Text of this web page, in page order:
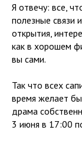
Я отвечу: все,
полезные связи
открытия,
как в хорошем
вы сами.
Так что всех
время желает
драма
3 июня в 17:00